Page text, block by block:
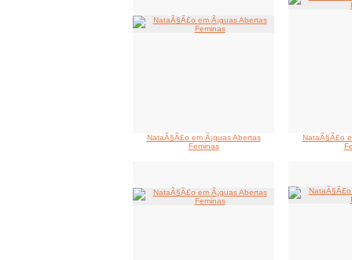
NataÃ§Ã£o em Ã¡guas Abertas
Feminas
NataÃ§Ã£o